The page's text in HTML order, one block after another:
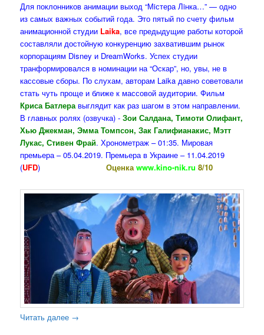
Для поклонников анимации выход “Мiстера Лiнка…” — одно
из самых важных событий года. Это пятый по счету фильм
анимационной студии Laika, все предыдущие работы которой
составляли достойную конкуренцию захватившим рынок
корпорациям Disney и DreamWorks. Успех студии
транформировался в номинации на “Оскар”, но, увы, не в
кассовые сборы. По слухам, авторам Laika давно советовали
стать чуть проще и ближе к массовой аудитории. Фильм
Криса Батлера выглядит как раз шагом в этом направлении.
В главных ролях (озвучка) -Зои Салдана, Тимоти Олифант,
Хью Джекман, Эмма Томпсон, Зак Галифианакис, Мэтт
Лукас, Стивен Фрай. Хронометраж – 01:35. Мировая
премьера – 05.04.2019. Премьера в Украине – 11.04.2019
(UFD)Оценкаwww.kino-nik.ru 8/10
Читать далее →